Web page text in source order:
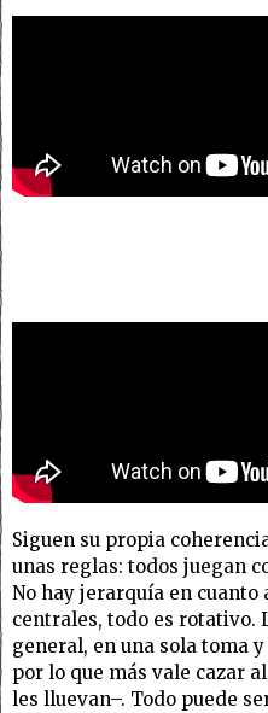
Siguen su propia
unas reglas: todos juegan
No hay jerarquía en cuanto
centrales, todo es rotativo.
general, en una sola toma
por lo que más vale cazar
les lluevan–. Todo puede